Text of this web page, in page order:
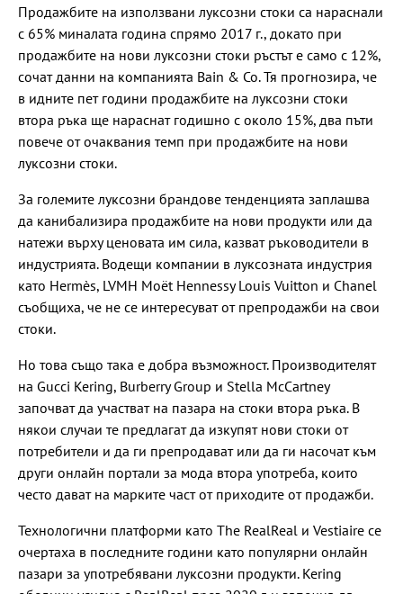
Продажбите на използвани луксозни стоки са нараснали
с 65% миналата година спрямо 2017 г., докато при
продажбите на нови луксозни стоки ръстът е само с 12%,
сочат данни на компанията Bain & Co. Тя прогнозира, че
в идните пет години продажбите на луксозни стоки
втора ръка ще нараснат годишно с около 15%, два пъти
повече от очаквания темп при продажбите на нови
луксозни стоки.
За големите луксозни брандове тенденцията заплашва
да канибализира продажбите на нови продукти или да
натежи върху ценовата им сила, казват ръководители в
индустрията. Водещи компании в луксозната индустрия
като Hermès, LVMH Moët Hennessy Louis Vuitton и Chanel
съобщиха, че не се интересуват от препродажби на свои
стоки.
Но това също така е добра възможност. Производителят
на Gucci Kering, Burberry Group и Stella McCartney
започват да участват на пазара на стоки втора ръка. В
някои случаи те предлагат да изкупят нови стоки от
потребители и да ги препродават или да ги насочат към
други онлайн портали за мода втора употреба, които
често дават на марките част от приходите от продажби.
Технологични платформи като The RealReal и Vestiaire се
очертаха в последните години като популярни онлайн
пазари за употребявани луксозни продукти. Kering